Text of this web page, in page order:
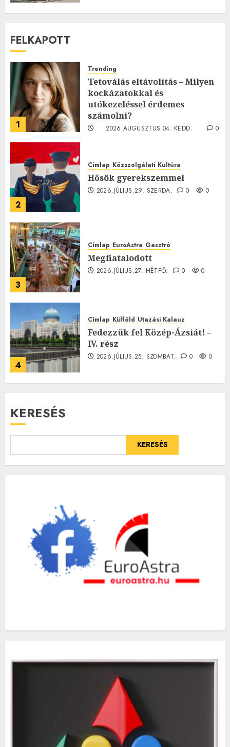
FELKAPOTT
1
Trending
Tetoválás eltávolítás – Milyen
kockázatokkal és
utókezeléssel érdemes
számolni?
2026.AUGUSZTUS.04. KEDD.
0
2
Címlap Közszolgálati Kultúra
Hősök gyerekszemmel
2026.JÚLIUS.29. SZERDA. 0 0
3
Címlap EuroAstra Gasztró
Megfiatalodott
2026.JÚLIUS.27. HÉTFŐ. 0 0
4
Címlap Külföld Utazási Kalauz
Fedezzük fel Közép-Ázsiát! –
IV. rész
2026.JÚLIUS.25. SZOMBAT. 0 0
KERESÉS
KERESÉS